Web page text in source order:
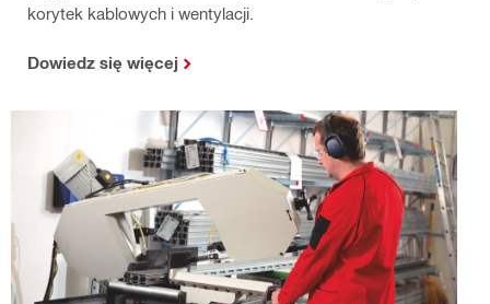
korytek kablowych i wentylacji.
Dowiedz się więcej